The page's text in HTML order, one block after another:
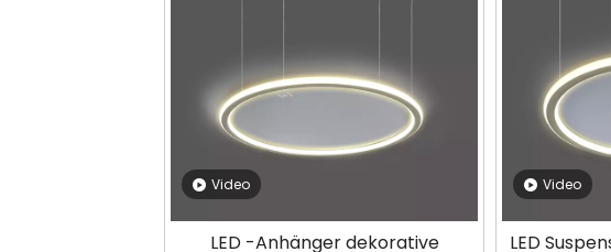
Video
LED -Anhänger dekorative
Video
LED